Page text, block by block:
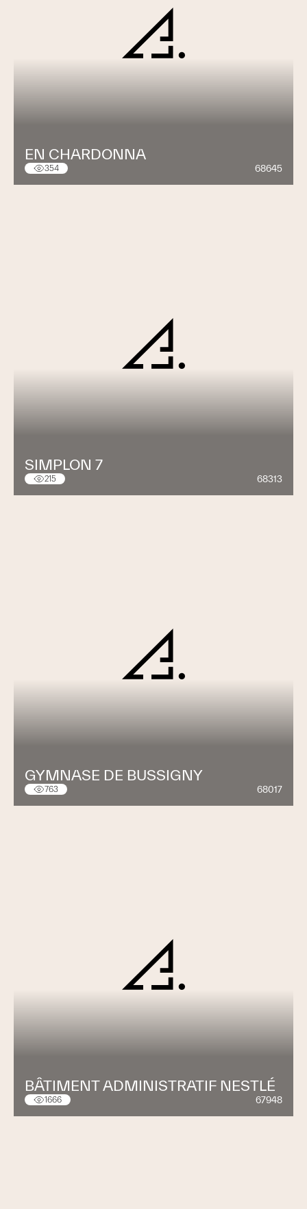
EN CHARDONNA
354 68645
SIMPLON 7
215 68313
GYMNASE DE BUSSIGNY
763 68017
BÂTIMENT ADMINISTRATIF NESTLÉ
1666 67948